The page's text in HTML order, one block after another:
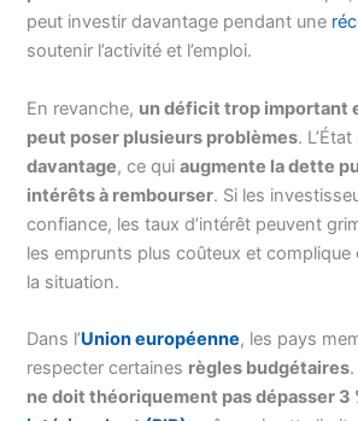
peut investir davantage pendant une
soutenir l’activité et l’emploi.
En revanche, un déficit trop important
peut poser plusieurs problèmes.
davantage, ce quiaugmente la dette
intérêts à rembourser. Si les
confiance, les taux d’intérêt peuvent
les emprunts plus coûteux et
la situation.
Dans l’Union européenne, les pays
respecter certaines règles budgétaires.
ne doit théoriquement pas dépasser 3